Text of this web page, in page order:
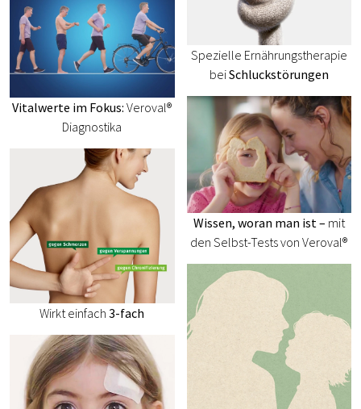
Spezielle Ernährungstherapie
beiSchluckstörungen
Vitalwerte im Fokus:Veroval®
Diagnostika
Wissen, woran man ist – mit
den Selbst-Tests von Veroval®
Wirkt einfach3-fach